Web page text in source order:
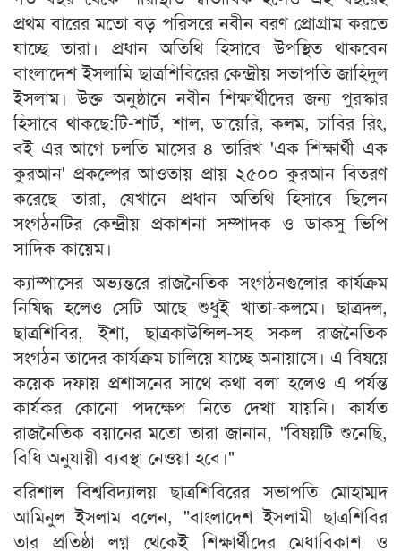
প্রথম বারের মতো বড় পরিসরে নবীন বরণ প্রোগ্রাম করতে
যাচ্ছে তারা। প্রধান অতিথি হিসাবে উপস্থিত থাকবেন
বাংলাদেশ ইসলামি ছাত্রশিবিরের কেন্দ্রীয় সভাপতি জাহিদুল
ইসলাম। উক্ত অনুষ্ঠানে নবীন শিক্ষার্থীদের জন্য পুরস্কার
হিসাবে থাকছে:টি-শার্ট, শাল, ডায়েরি, কলম, চাবির রিং,
বই এর আগে চলতি মাসের ৪ তারিখ 'এক শিক্ষার্থী এক
কুরআন' প্রকল্পের আওতায় প্রায় ২৫০০ কুরআন বিতরণ
করেছে তারা, যেখানে প্রধান অতিথি হিসাবে ছিলেন
সংগঠনটির কেন্দ্রীয় প্রকাশনা সম্পাদক ও ডাকসু ভিপি
সাদিক কায়েম।
ক্যাম্পাসের অভ্যন্তরে রাজনৈতিক সংগঠনগুলোর কার্যক্রম
নিষিদ্ধ হলেও সেটি আছে শুধুই খাতা-কলমে। ছাত্রদল,
ছাত্রশিবির, ইশা, ছাত্রকাউন্সিল-সহ সকল রাজনৈতিক
সংগঠন তাদের কার্যক্রম চালিয়ে যাচ্ছে অনায়াসে। এ বিষয়ে
কয়েক দফায় প্রশাসনের সাথে কথা বলা হলেও এ পর্যন্ত
কার্যকর কোনো পদক্ষেপ নিতে দেখা যায়নি। কার্যত
রাজনৈতিক বয়ানের মতো তারা জানান, "বিষয়টি শুনেছি,
বিধি অনুযায়ী ব্যবস্থা নেওয়া হবে।"
বরিশাল বিশ্ববিদ্যালয় ছাত্রশিবিরের সভাপতি মোহাম্মদ
আমিনুল ইসলাম বলেন, "বাংলাদেশ ইসলামী ছাত্রশিবির
তার প্রতিষ্ঠা লগ্ন থেকেই শিক্ষার্থীদের মেধাবিকাশ ও